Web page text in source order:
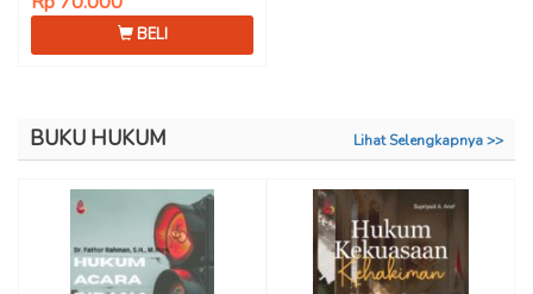
BELI
BUKU HUKUM Lihat Selengkapnya >>